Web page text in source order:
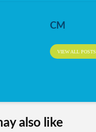
CM
VIEW ALL POSTS
also like